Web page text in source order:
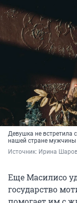
Девушка не встретила
нашей стране мужчины
Источник: Ирина
Еще Масилисо
государство